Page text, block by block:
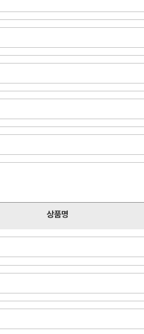
상품명